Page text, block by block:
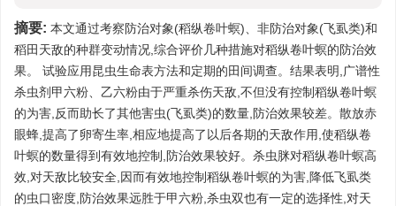
摘要: 本文通过考察防治对象(稻纵卷叶螟)、非防治对象(飞虱类)和
稻田天敌的种群变动情况,综合评价几种措施对稻纵卷叶螟的防治效
果。 试验应用昆虫生命表方法和定期的田间调查。结果表明,广谱性
杀虫剂甲六粉、乙六粉由于严重杀伤天敌,不但没有控制稻纵卷叶螟
的为害,反而助长了其他害虫(飞虱类)的数量,防治效果较差。散放赤
眼蜂,提高了卵寄生率,相应地提高了以后各期的天敌作用,使稻纵卷
叶螟的数量得到有效地控制,防治效果较好。杀虫脒对稻纵卷叶螟高
效,对天敌比较安全,因而有效地控制稻纵卷叶螟的为害,降低飞虱类
的虫口密度,防治效果远胜于甲六粉,杀虫双也有一定的选择性,对天